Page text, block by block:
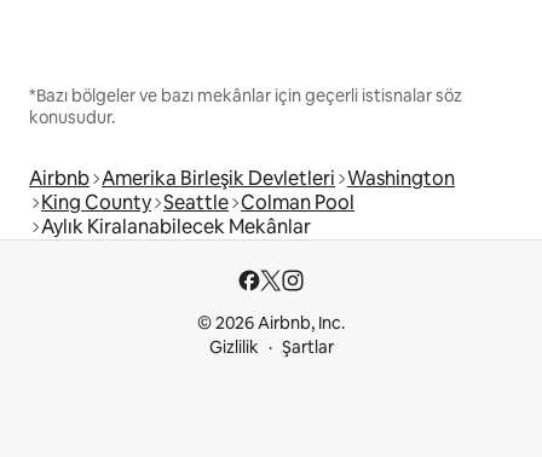
*Bazı bölgeler ve bazı mekânlar için geçerli istisnalar söz
konusudur.
Airbnb Amerika Birleşik Devletleri Washington
King County Seattle Colman Pool
Aylık Kiralanabilecek Mekânlar
© 2026 Airbnb, Inc.
Gizlilik
Şartlar